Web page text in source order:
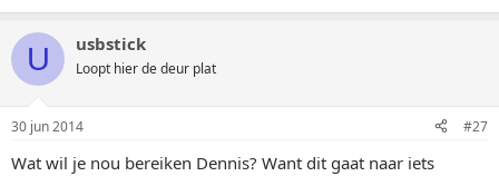
U usbstick
Loopt hier de deur plat
30 jun 2014 #27
Wat wil je nou bereiken Dennis? Want dit gaat naar iets